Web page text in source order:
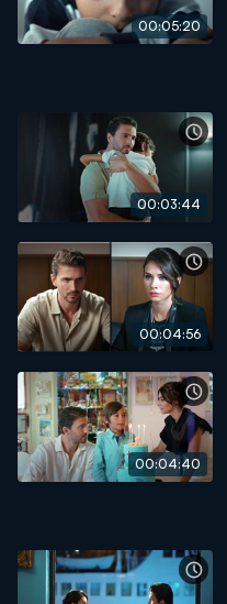
00:05:20
00:03:44
00:04:56
00:04:40